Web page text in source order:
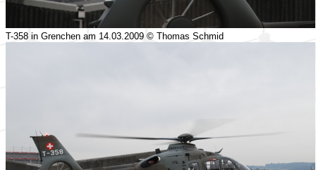
T-358 in Grenchen am 14.03.2009 © Thomas Schmid